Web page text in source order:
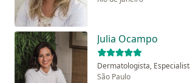
Julia Ocampo
São Paulo